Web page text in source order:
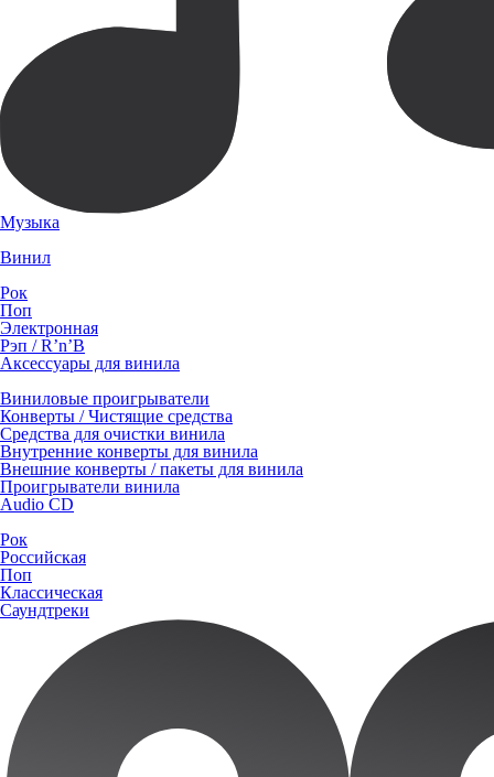
Музыка
Винил
Рок
Поп
Электронная
Рэп / R’n’B
Аксессуары для винила
Виниловые проигрыватели
Конверты / Чистящие средства
Средства для очистки винила
Внутренние конверты для винила
Внешние конверты / пакеты для винила
Проигрыватели винила
Audio CD
Рок
Российская
Поп
Классическая
Саундтреки